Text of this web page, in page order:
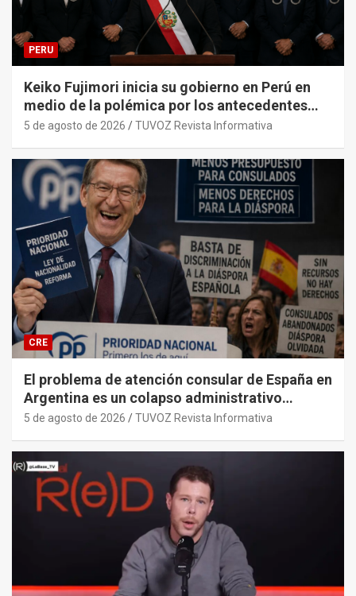
PERU
Keiko Fujimori inicia su gobierno en Perú en
medio de la polémica por los antecedentes
penales de su primer gabinete ministerial.
5 de agosto de 2026 TUVOZ Revista Informativa
CRE
El problema de atención consular de España en
Argentina es un colapso administrativo
histórico y sistémico provocado por el PP y
5 de agosto de 2026 TUVOZ Revista Informativa